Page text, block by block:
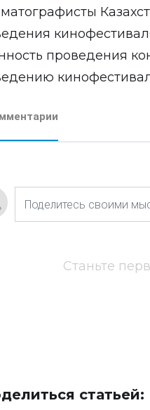
проведения
Станьте
статьей: